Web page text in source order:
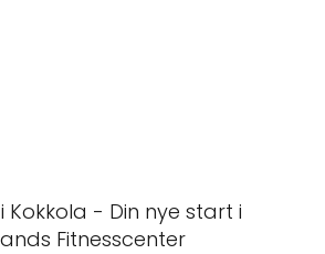
- Din nye start i
Fitnesscenter